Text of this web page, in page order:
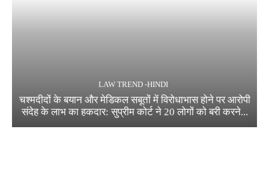
LAW TREND -HINDI
चश्मदीदों के बयान और मेडिकल सबूतों में विरोधाभास होने पर आरोपी
संदेह के लाभ का हकदार: सुप्रीम कोर्ट ने 20 लोगों को बरी करने...